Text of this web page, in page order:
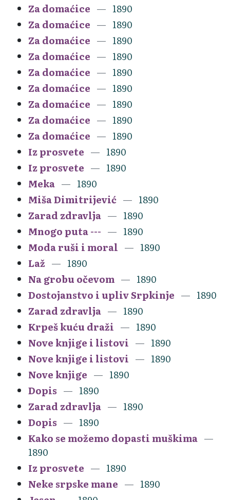
Za domaćice
1890
Za domaćice
1890
Za domaćice
1890
Za domaćice
1890
Za domaćice
1890
Za domaćice
1890
Za domaćice
1890
Za domaćice
1890
Za domaćice
1890
Iz prosvete
1890
Iz prosvete
1890
Meka
1890
Miša Dimitrijević
1890
Zarad zdravlja
1890
Mnogo puta ---
1890
Moda ruši i moral
1890
Laž
1890
Na grobu očevom
1890
Dostojanstvo i upliv Srpkinje
1890
Zarad zdravlja
1890
Krpeš kuću draži
1890
Nove knjige i listovi
1890
Nove knjige i listovi
1890
Nove knjige
1890
Dopis
1890
Zarad zdravlja
1890
Dopis
1890
Kako se možemo dopasti muškima
1890
Iz prosvete
1890
Neke srpske mane
1890